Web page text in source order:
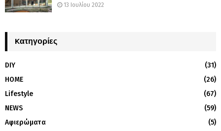
13 Ιουλίου 2022
Kατηγορίες
DIY
(31)
HOME
(26)
Lifestyle
(67)
NEWS
(59)
Αφιερώματα
(5)